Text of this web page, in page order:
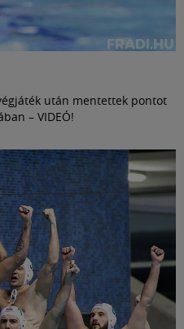
után mentettek pontot
– VIDEÓ!